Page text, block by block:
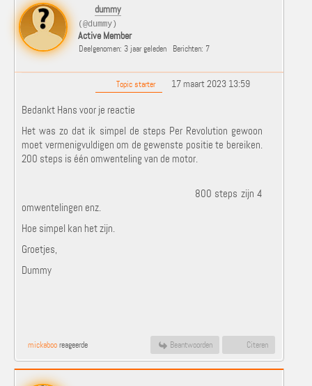
dummy
(@dummy)
Active Member
Deelgenomen: 3 jaar geleden Berichten: 7
Topic starter 17 maart 2023 13:59
Bedankt Hans voor je reactie
Het was zo dat ik simpel de steps Per Revolution gewoon
moet vermenigvuldigen om de gewenste positie te bereiken.
200 steps is één omwenteling van de motor.
800 steps zijn 4
omwentelingen enz.
Hoe simpel kan het zijn.
Groetjes,
Dummy
mickabooreageerde Beantwoorden Citeren